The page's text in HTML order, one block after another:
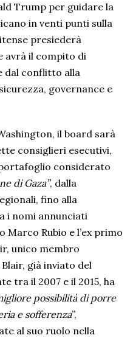
Trump per guidare la
in venti punti sulla
presiederà
avrà il compito di
dal conflitto alla
governance e
il board sarà
consiglieri esecutivi,
considerato
di Gaza”, dalla
fino alla
i nomi annunciati
Rubio e l’ex primo
unico membro
già inviato del
tra il 2007 e il 2015, ha
possibilità di porre
e sofferenza”,
al suo ruolo nella